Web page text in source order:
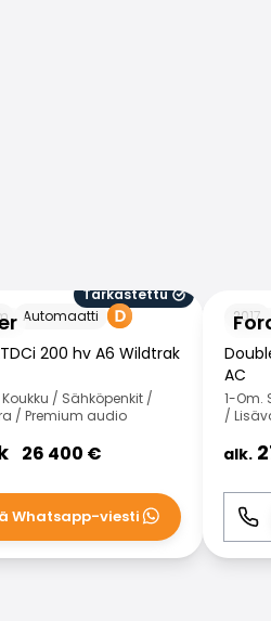
Tarkastettu
Automaatti
200 hv A6 Wildtrak
/ Sähköpenkit /
/ Premium audio
26 400 €
WhatsApp
Whatsapp-viesti
2017
AC
1-Om.
/
alk.